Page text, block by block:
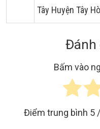
Tây Huyện Tây
Đánh
Bấm vào
Điểm trung bình 5